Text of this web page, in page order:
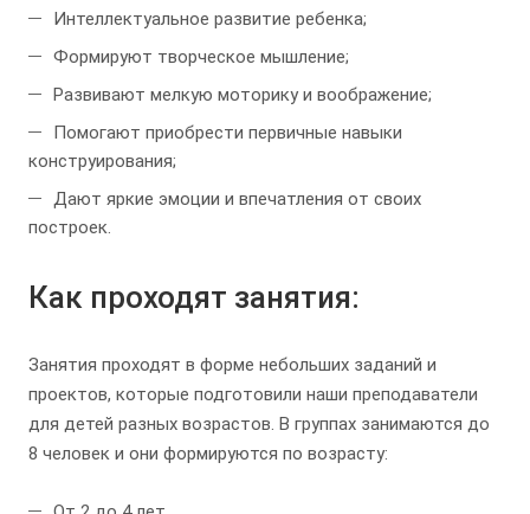
Интеллектуальное развитие ребенка;
Формируют творческое мышление;
Развивают мелкую моторику и воображение;
Помогают приобрести первичные навыки
конструирования;
Дают яркие эмоции и впечатления от своих
построек.
Как проходят занятия:
Занятия проходят в форме небольших заданий и
проектов, которые подготовили наши преподаватели
для детей разных возрастов. В группах занимаются до
8 человек и они формируются по возрасту: